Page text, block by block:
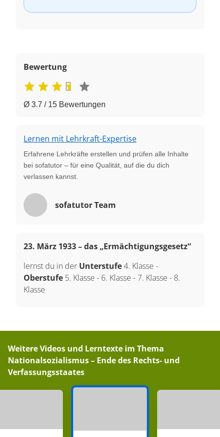
Bewertung
Ø 3.7 / 15 Bewertungen
Lernen mit Lehrkraft-Expertise
Erfahrene Lehrkräfte erstellen und prüfen alle Inhalte
bei sofatutor – für eine Qualität, auf die du dich
verlassen kannst.
sofatutor Team
23. März 1933 – das „Ermächtigungsgesetz“
lernst du in der Unterstufe4. Klasse -
Oberstufe 5. Klasse - 6. Klasse -7. Klasse - 8.
Klasse
Weitere Videos und Lerntexte im Thema
Nationalsozialismus – Ende des Rechts- und
Verfassungsstaates